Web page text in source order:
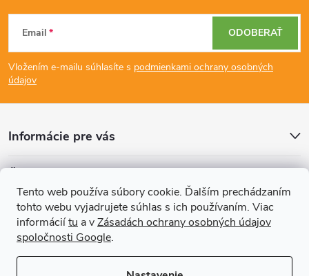
Tento web používa súbory cookie. Ďalším prechádzaním
tohto webu vyjadrujete súhlas s ich používaním. Viac
informáciítu a vZásadách ochrany osobných údajov
spoločnosti Google.
Z
á
p
ä
t
Email
Vložením e-mailu súhlasíte s podmienkami ochrany osobných
údajov
ODOBERAŤ
Informácie pre vás
Prijímame online platby